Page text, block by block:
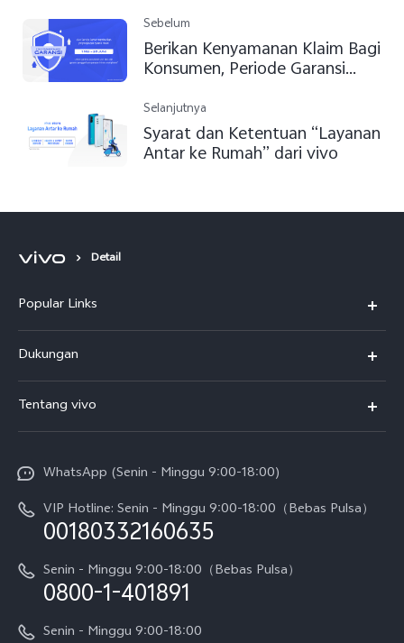
Sebelum
Berikan Kenyamanan Klaim Bagi
Konsumen, Periode Garansi
2020
Selanjutnya
Syarat dan Ketentuan “Layanan
Antar ke Rumah” dari vivo
Detail
Popular Links
T5
T5 Pro
V70
V70 FE
Y05
X300 Pro
Gerai Terdekat
Dukungan
Service Center
Funtouch OS
Pembaruan Sistem
Harga Spare Part
Otentikasi IMEI
Tentang vivo
Sejarah
Berita
Pemberitahuan Hukum
Tentang Kami
WhatsApp (Senin - Minggu 9:00-18:00)
VIP Hotline: Senin - Minggu 9:00-18:00（Bebas Pulsa）
00180332160635
Senin - Minggu 9:00-18:00（Bebas Pulsa）
0800-1-401891
Senin - Minggu 9:00-18:00